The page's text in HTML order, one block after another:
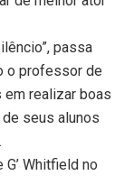
passa
o professor de
em realizar boas
seus alunos
Whitfield no